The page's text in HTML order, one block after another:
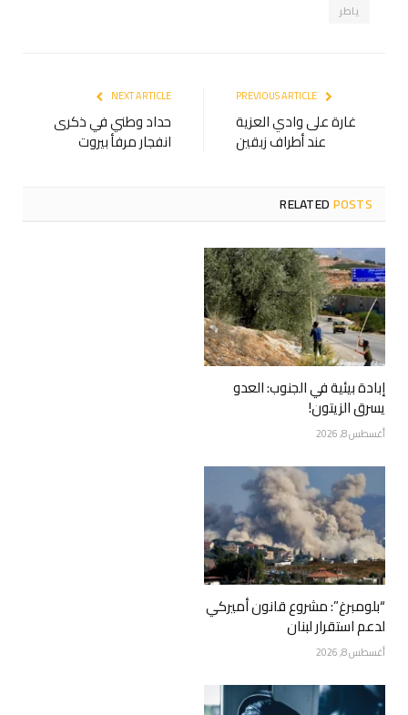
ياطر
غارة على وادي العزية
عند أطراف زبقين
NEXT ARTICLE
حداد وطني في ذكرى
انفجار مرفأ بيروت
RELATEDPOSTS
إبادة بيئية في الجنوب: العدو
يسرق الزيتون!
أغسطس 8, 2026
“بلومبرغ”: مشروع قانون أميركي
لدعم استقرار لبنان
أغسطس 8, 2026